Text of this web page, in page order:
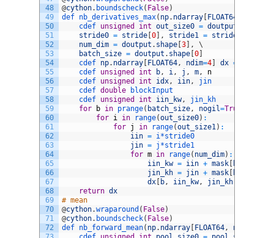
48
49
50
51
52
53
54
55
56
57
58
59
60
61
62
63
64
65
66
67
68
69
70
71
72
@cython. boundscheck( False)
def nb_derivatives_max( np. ndarray FLOAT64
cdef unsigned int out_size0 = doutput
stride0 = stride 0 , stride1 = stride
num_dim = doutput . shape 3 ,
\
batch_size = doutput . shape 0
cdef np. ndarray FLOAT64, ndim=4 dx =
cdef unsigned int b, i, j , m,
n
cdef unsigned int idx, iin,
jin
cdef double
blockInput
cdef unsigned int iin_kw,
jin_kh
for
b in prange( batch_size, nogil=True
for i in range(out_size0) :
for j in range(out_size1) :
iin = i*stride0
jin = j*stride1
for m in range( num_dim) :
iin_kw = iin + mask
jin_kh = jin + mask
dx
b, iin_kw, jin_kh
return dx
# mean
@cython.wraparound ( False)
@cython. boundscheck( False)
def nb_forward_mean( np. ndarray FLOAT64, ndim